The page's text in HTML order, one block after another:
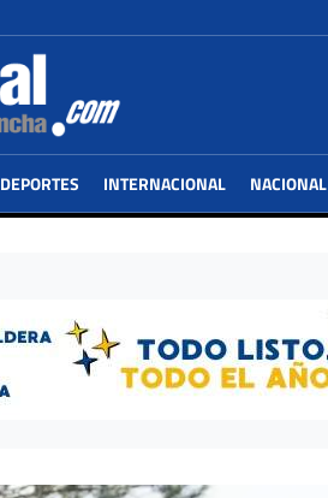
DEPORTES INTERNACIONAL NACIONAL